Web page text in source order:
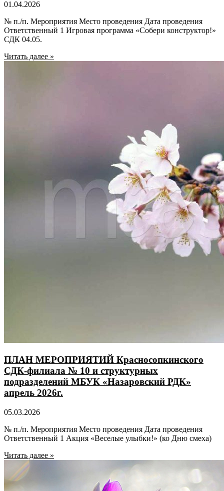
01.04.2026
№ п./п. Мероприятия Место проведения Дата проведения
Ответственный 1 Игровая программа «Собери конструктор!»
СДК 04.05.
Читать далее »
ПЛАН МЕРОПРИЯТИЙ Красносопкинского
СДК-филиала № 10 и структурных
подразделений МБУК «Назаровский РДК»
апрель 2026г.
05.03.2026
№ п./п. Мероприятия Место проведения Дата проведения
Ответственный 1 Акция «Веселые улыбки!» (ко Дню смеха)
Читать далее »